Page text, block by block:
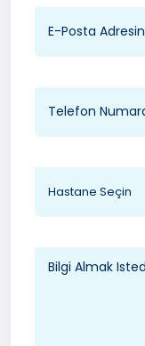
Hastane Seçin